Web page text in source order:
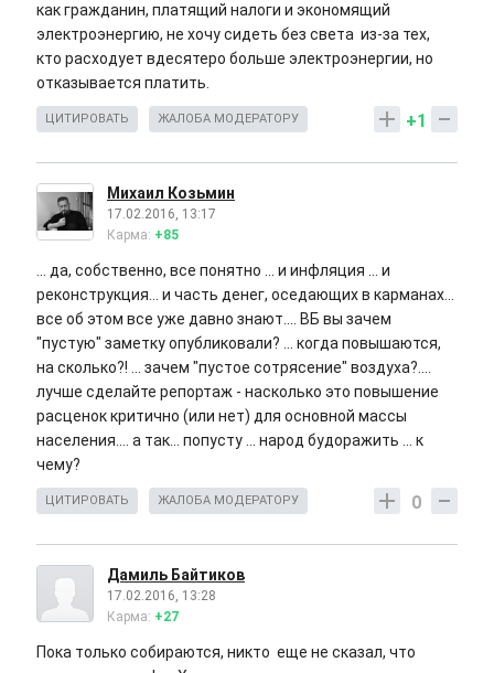
как гражданин, платящий налоги и экономящий
электроэнергию, не хочу сидеть без света из-за тех,
кто расходует вдесятеро больше электроэнергии, но
отказывается платить.
+1
ЦИТИРОВАТЬ ЖАЛОБА МОДЕРАТОРУ
Михаил Козьмин
17.02.2016, 13:17
Карма: +85
... да, собственно, все понятно ... и инфляция ... и
реконструкция... и часть денег, оседающих в карманах...
все об этом все уже давно знают.... ВБ вы зачем
"пустую" заметку опубликовали? ... когда повышаются,
на сколько?! ... зачем "пустое сотрясение" воздуха?....
лучше сделайте репортаж - насколько это повышение
расценок критично (или нет) для основной массы
населения.... а так... попусту ... народ будоражить ... к
чему?
0
ЦИТИРОВАТЬ ЖАЛОБА МОДЕРАТОРУ
Дамиль Байтиков
17.02.2016, 13:28
Карма: +27
Пока только собираются, никто еще не сказал, что